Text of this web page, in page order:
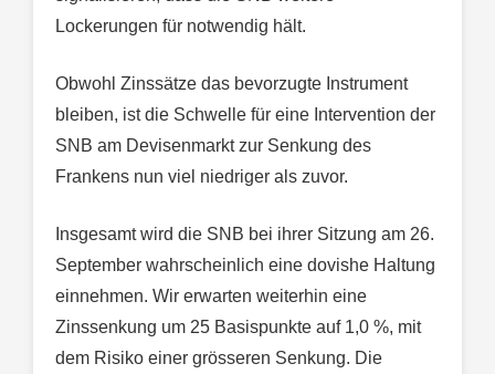
Lockerungen für notwendig hält.
Obwohl Zinssätze das bevorzugte Instrument
bleiben, ist die Schwelle für eine Intervention der
SNB am Devisenmarkt zur Senkung des
Frankens nun viel niedriger als zuvor.
Insgesamt wird die SNB bei ihrer Sitzung am 26.
September wahrscheinlich eine dovishe Haltung
einnehmen. Wir erwarten weiterhin eine
Zinssenkung um 25 Basispunkte auf 1,0 %, mit
dem Risiko einer grösseren Senkung. Die